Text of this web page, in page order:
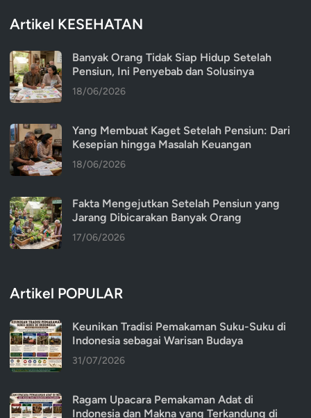
Artikel KESEHATAN
Banyak Orang Tidak Siap Hidup Setelah
Pensiun, Ini Penyebab dan Solusinya
18/06/2026
Yang Membuat Kaget Setelah Pensiun: Dari
Kesepian hingga Masalah Keuangan
18/06/2026
Fakta Mengejutkan Setelah Pensiun yang
Jarang Dibicarakan Banyak Orang
17/06/2026
Artikel POPULAR
Keunikan Tradisi Pemakaman Suku-Suku di
Indonesia sebagai Warisan Budaya
31/07/2026
Ragam Upacara Pemakaman Adat di
Indonesia dan Makna yang Terkandung di